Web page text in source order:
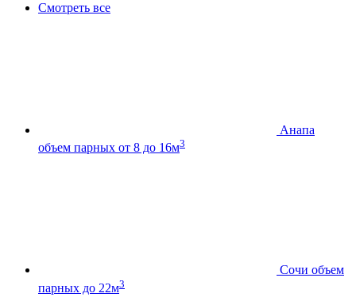
Смотреть все
Анапа
объем парных от 8 до 16м3
Сочи объем
парных до 22м3